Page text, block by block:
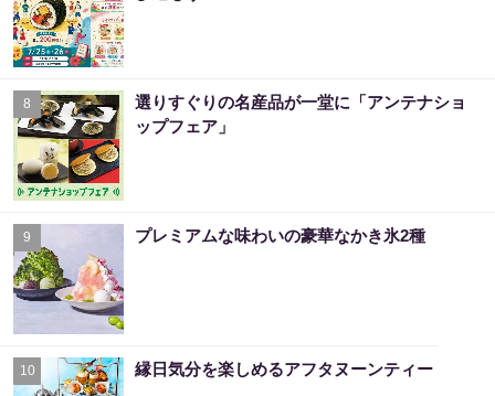
8
選りすぐりの名産品が一堂に「アンテナショ
ップフェア」
9 プレミアムな味わいの豪華なかき氷2種
10 縁日気分を楽しめるアフタヌーンティー